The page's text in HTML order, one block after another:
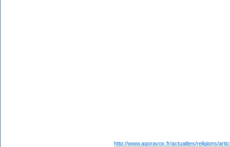
http://www.agoravox.fr/actualites/religions/